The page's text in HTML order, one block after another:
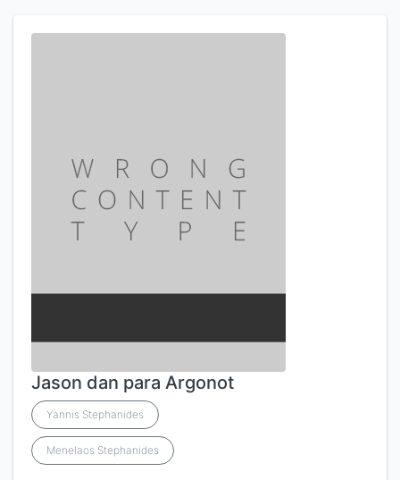
Jason dan para Argonot
Yannis Stephanides
Menelaos Stephanides